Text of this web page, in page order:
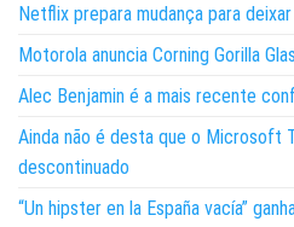
Netflix prepara mudança para
Motorola anuncia Corning Gorilla
Alec Benjamin é a mais recente
Ainda não é desta que o Microsoft
descontinuado
“Un hipster en la España vacía”